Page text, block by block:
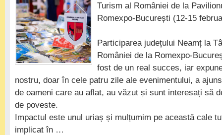
Turism al României de la
Romexpo-București (12-15
Participarea județului Neamț la
României de la Romexpo-
fost de un real succes, iar
nostru, doar în cele patru zile ale evenimentului, a
de oameni care au aflat, au văzut și sunt interesați să
de poveste.
Impactul este unul uriaș și mulțumim pe această cale
implicat în …